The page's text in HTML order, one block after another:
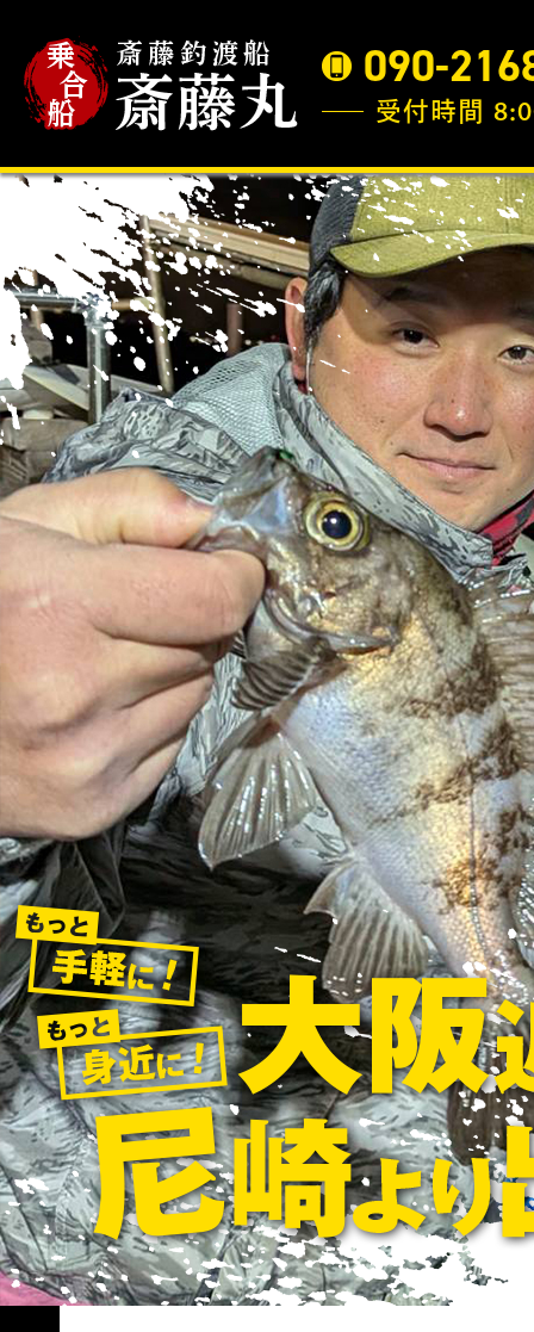
090-
受付時間